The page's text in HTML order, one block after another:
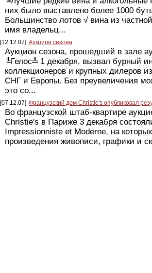
них было выставлено более 1000
Большинство лотов √ вина из
имя владельц...
[12.12.07] Аукцион сезона
Аукцион сезона, прошедший в зале
╚Гелос╩ 1 декабря, вызвал бурный
коллекционеров и крупных дилеров
СНГ и Европы. Без преувеличения
это со...
[07.12.07] Французский дом Christie's опубликовал
Во французской штаб-квартире
Christie's в Париже 3 декабря
Impressionniste et Moderne, на
произведения живописи, графики и